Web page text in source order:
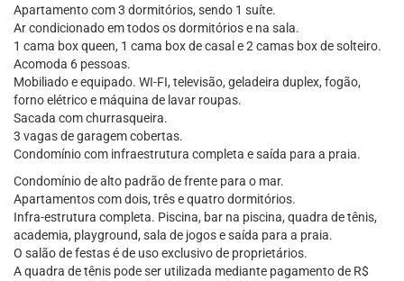
Apartamento com 3 dormitórios, sendo 1 suíte.
Ar condicionado em todos os dormitórios e na sala.
1 cama box queen, 1 cama box de casal e 2 camas box de solteiro.
Acomoda 6 pessoas.
Mobiliado e equipado. WI-FI, televisão, geladeira duplex, fogão,
forno elétrico e máquina de lavar roupas.
Sacada com churrasqueira.
3 vagas de garagem cobertas.
Condomínio com infraestrutura completa e saída para a praia.
Condomínio de alto padrão de frente para o mar.
Apartamentos com dois, três e quatro dormitórios.
Infra-estrutura completa. Piscina, bar na piscina, quadra de tênis,
academia, playground, sala de jogos e saída para a praia.
O salão de festas é de uso exclusivo de proprietários.
A quadra de tênis pode ser utilizada mediante pagamento de R$